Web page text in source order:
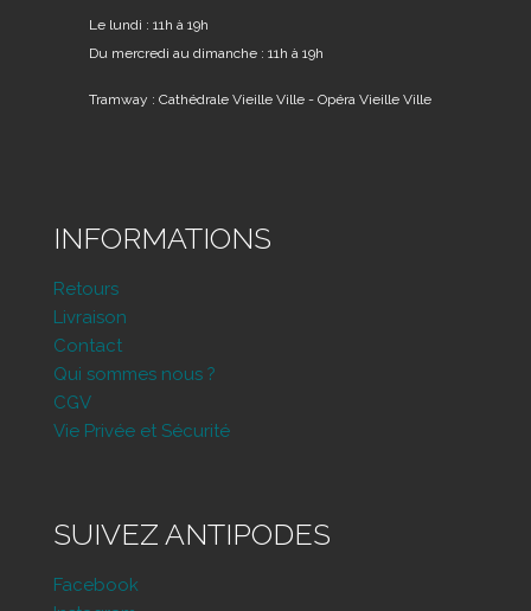
Le lundi : 11h à 19h
Du mercredi au dimanche : 11h à 19h
Tramway : Cathédrale Vieille Ville - Opéra Vieille Ville
INFORMATIONS
Retours
Livraison
Contact
Qui sommes nous ?
CGV
Vie Privée et Sécurité
SUIVEZ ANTIPODES
Facebook